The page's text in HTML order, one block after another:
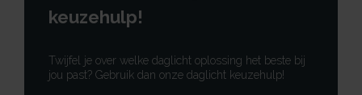
keuzehulp!
Twijfel je over welke daglicht oplossing het beste bij
jou past? Gebruik dan onze daglicht keuzehulp!